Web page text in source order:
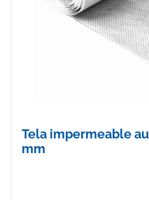
Tela impermeable
mm